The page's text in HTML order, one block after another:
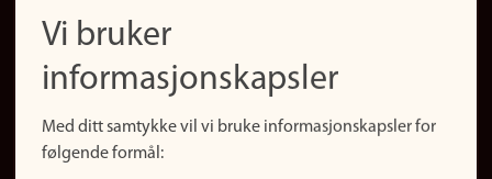
(no)
Finn forsker
Presse
Finn studier
Ledige stillinger
Vi bruker
informasjonskapsler
Med ditt samtykke vil vi bruke informasjonskapsler for
følgende formål: